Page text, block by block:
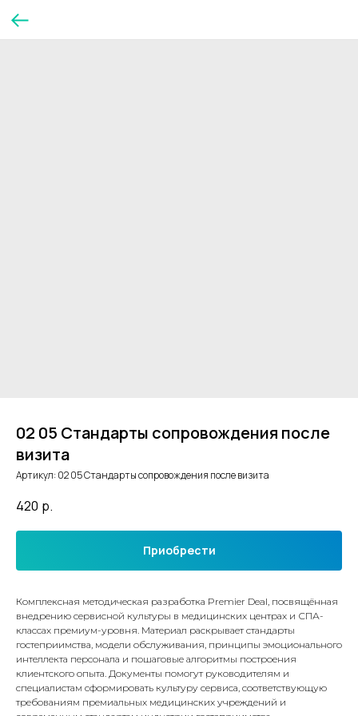
02 05 Стандарты сопровождения после
визита
Артикул:02 05 Стандарты сопровождения после визита
420 р.
Приобрести
Комплексная методическая разработка Premier Deal, посвящённая
внедрению сервисной культуры в медицинских центрах и СПА-
классах премиум-уровня. Материал раскрывает стандарты
гостеприимства, модели обслуживания, принципы эмоционального
интеллекта персонала и пошаговые алгоритмы построения
клиентского опыта. Документы помогут руководителям и
специалистам сформировать культуру сервиса, соответствующую
требованиям премиальных медицинских учреждений и